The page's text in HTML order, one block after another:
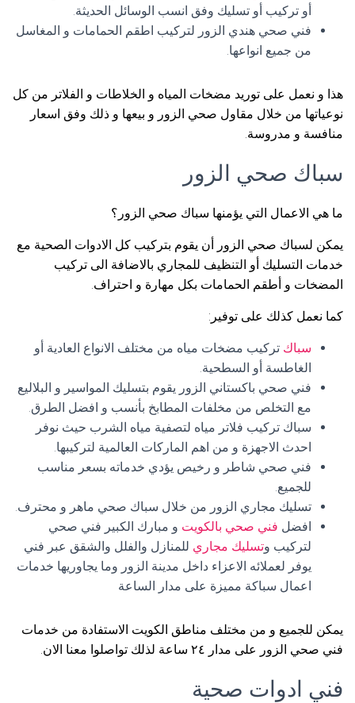
أو تركيب أو تسليك وفق انسب الوسائل الحديثة.
فني صحي هندي الزور لتركيب اطقم الحمامات و المغاسل
من جميع انواعها.
هذا و نعمل على توريد مضخات المياه و الخلاطات و الفلاتر من كل
نوعياتها من خلال مقاول صحي الزور و بيعها و ذلك وفق اسعار
منافسة و مدروسة.
سباك صحي الزور
ما هي الاعمال التي يؤمنها سباك صحي الزور؟
يمكن لسباك صحي الزور أن يقوم بتركيب كل الادوات الصحية مع
خدمات التسليك أو التنظيف للمجاري بالاضافة الى تركيب
المضخات و أطقم الحمامات بكل مهارة و احتراف.
كما نعمل كذلك على توفير:
سباك تركيب مضخات مياه من مختلف الانواع العادية أو
الغاطسة أو السطحية.
فني صحي باكستاني الزور يقوم بتسليك المواسير و البلاليع
مع التخلص من مخلفات المطابخ بأنسب و افضل الطرق.
سباك تركيب فلاتر مياه لتصفية مياه الشرب حيث نوفر
احدث الاجهزة و من اهم الماركات العالمية لتركيبها.
فني صحي شاطر و رخيص يؤدي خدماته بسعر مناسب
للجميع.
تسليك مجاري الزور من خلال سباك صحي ماهر و محترف.
افضل فني صحي بالكويت و مبارك الكبير فني صحي
لتركيب وتسليك مجاري للمنازل والفلل والشقق عبر فني
يوفر لعملائه الاعزاء داخل مدينة الزور وما يجاوريها خدمات
اعمال سباكة مميزة على مدار الساعة
يمكن للجميع و من مختلف مناطق الكويت الاستفادة من خدمات
فني صحي الزور على مدار ٢٤ ساعة لذلك تواصلوا معنا الان.
فني ادوات صحية